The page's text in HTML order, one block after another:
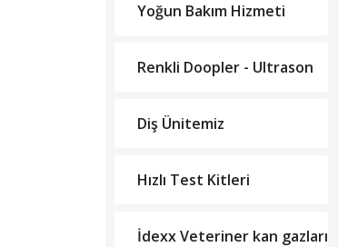
Yoğun Bakım Hizmeti
Renkli Doopler - Ultrason
Diş Ünitemiz
Hızlı Test Kitleri
İdexx Veteriner kan gazları